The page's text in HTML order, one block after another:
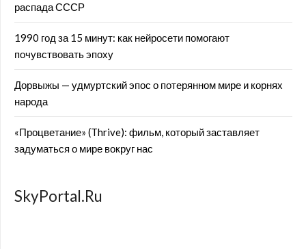
распада СССР
1990 год за 15 минут: как нейросети помогают
почувствовать эпоху
Дорвыжы — удмуртский эпос о потерянном мире и корнях
народа
«Процветание» (Thrive): фильм, который заставляет
задуматься о мире вокруг нас
SkyPortal.Ru